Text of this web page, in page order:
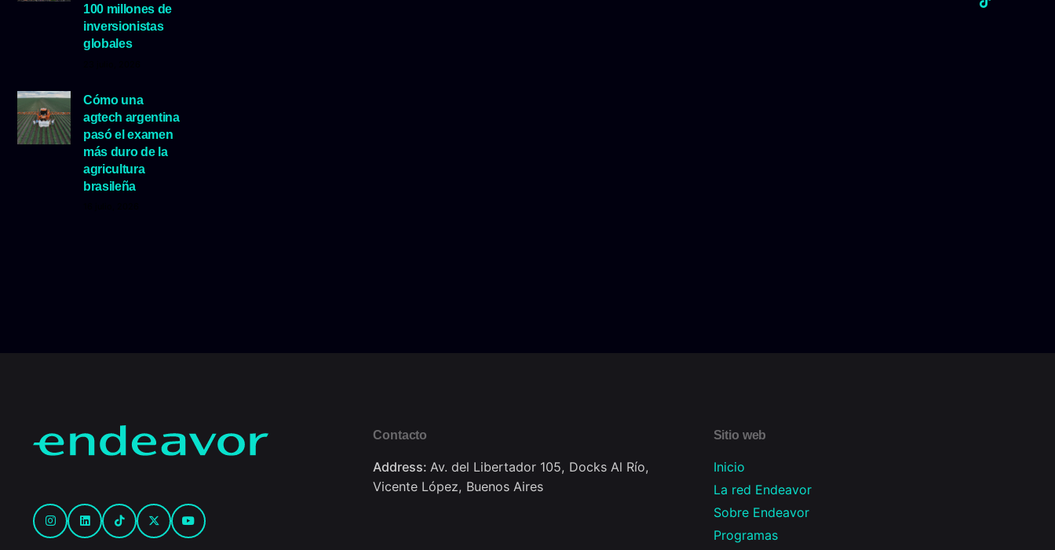
100 millones de
inversionistas
globales
Cómo una
agtech argentina
pasó el examen
más duro de la
agricultura
brasileña
Contacto
Address: Av. del Libertador 105, Docks Al Río,
Vicente López, Buenos Aires
Sitio web
Inicio
La red Endeavor
Sobre Endeavor
Programas